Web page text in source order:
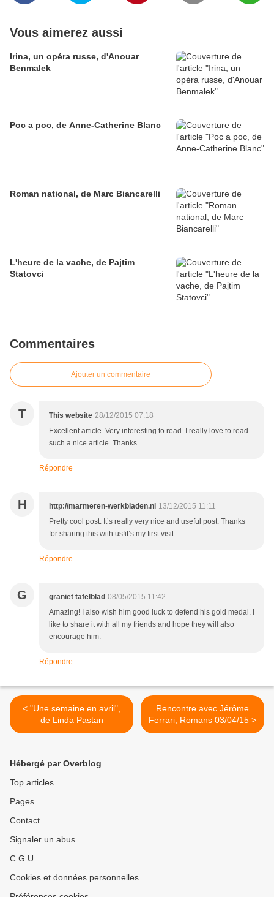
Vous aimerez aussi
Irina, un opéra russe, d'Anouar
Benmalek
Poc a poc, de Anne-Catherine Blanc
Roman national, de Marc Biancarelli
L'heure de la vache, de Pajtim
Statovci
Commentaires
Ajouter un commentaire
T This website 28/12/2015 07:18
Excellent article. Very interesting to read. I really love to read
such a nice article. Thanks
Répondre
H http://marmeren-werkbladen.nl 13/12/2015 11:11
Pretty cool post. It’s really very nice and useful post. Thanks
for sharing this with us!it’s my first visit.
Répondre
G graniet tafelblad 08/05/2015 11:42
Amazing! I also wish him good luck to defend his gold medal. I
like to share it with all my friends and hope they will also
encourage him.
Répondre
< "Une semaine en avril",
de Linda Pastan
Rencontre avec Jérôme
Ferrari, Romans 03/04/15 >
Hébergé par Overblog
Top articles
Pages
Contact
Signaler un abus
C.G.U.
Cookies et données personnelles